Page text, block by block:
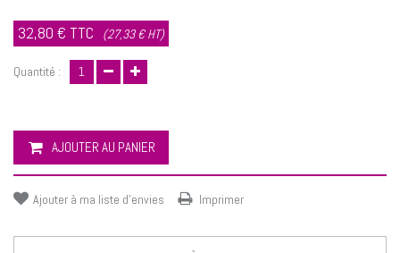
32,80 € TTC (27,33 € HT)
Quantité :
AJOUTER AU PANIER
Ajouter à ma liste d'envies Imprimer